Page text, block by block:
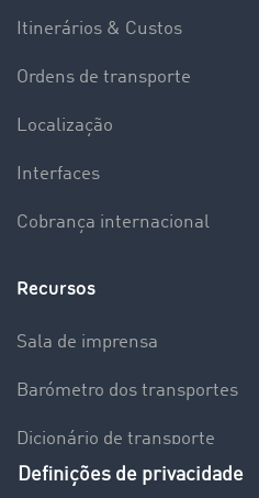
Itinerários & Custos
Ordens de transporte
Localização
Interfaces
Cobrança internacional
Recursos
Sala de imprensa
Barómetro dos transportes
Dicionário de transporte
Visão geral da Bolsa de Cargas